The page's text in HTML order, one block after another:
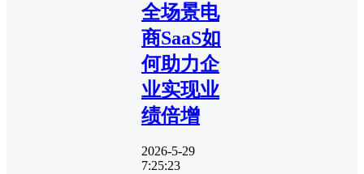
全场景电
商SaaS如
何助力企
业实现业
绩倍增
2026-5-29
7:25:23